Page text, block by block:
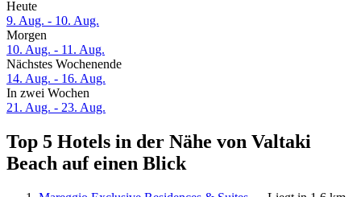
Heute
9. Aug. - 10. Aug.
Morgen
10. Aug. - 11. Aug.
Nächstes Wochenende
14. Aug. - 16. Aug.
In zwei Wochen
21. Aug. - 23. Aug.
Top 5 Hotels in der Nähe von Valtaki
Beach auf einen Blick